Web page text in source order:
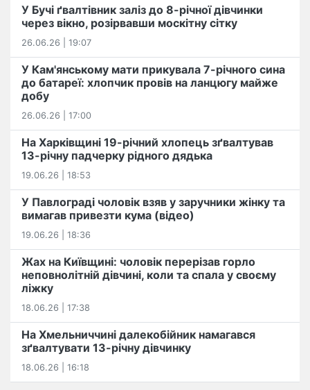
У Бучі ґвалтівник заліз до 8-річної дівчинки
через вікно, розірвавши москітну сітку
26.06.26 | 19:07
У Кам'янському мати прикувала 7-річного сина
до батареї: хлопчик провів на ланцюгу майже
добу
26.06.26 | 17:00
На Харківщині 19-річний хлопець​ ️зґвалтував
13-річну падчерку рідного дядька
19.06.26 | 18:53
У Павлограді чоловік взяв у заручники жінку та
вимагав привезти кума (відео)
19.06.26 | 18:36
Жах на Київщині: чоловік перерізав горло
неповнолітній дівчині, коли та спала у своєму
ліжку
18.06.26 | 17:38
На Хмельниччині далекобійник намагався
зґвалтувати 13-річну дівчинку
18.06.26 | 16:18